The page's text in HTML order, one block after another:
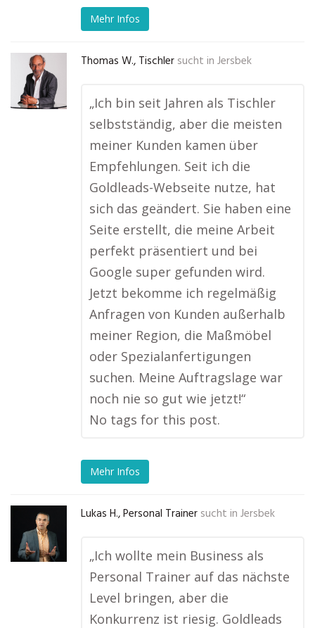
Mehr Infos
Thomas W., Tischler sucht in Jersbek
„Ich bin seit Jahren als Tischler
selbstständig, aber die meisten
meiner Kunden kamen über
Empfehlungen. Seit ich die
Goldleads-Webseite nutze, hat
sich das geändert. Sie haben eine
Seite erstellt, die meine Arbeit
perfekt präsentiert und bei
Google super gefunden wird.
Jetzt bekomme ich regelmäßig
Anfragen von Kunden außerhalb
meiner Region, die Maßmöbel
oder Spezialanfertigungen
suchen. Meine Auftragslage war
noch nie so gut wie jetzt!“
No tags for this post.
Mehr Infos
Lukas H., Personal Trainer sucht in Jersbek
„Ich wollte mein Business als
Personal Trainer auf das nächste
Level bringen, aber die
Konkurrenz ist riesig. Goldleads